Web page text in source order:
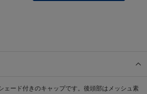
ェード付きのキャップです。後頭部はメッシュ素